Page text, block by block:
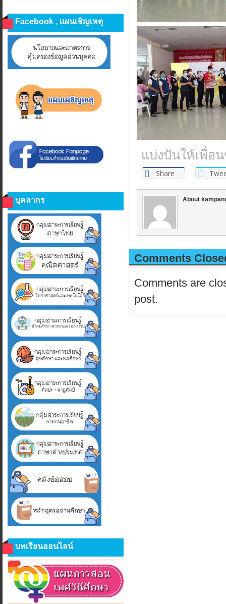
แบ่งปันให้เพื่อ
Share
About
Comments
Comments are
post.
Facebook , แผนเชิญเหตุ
บุคลากร
บทเรียนออนไลน์